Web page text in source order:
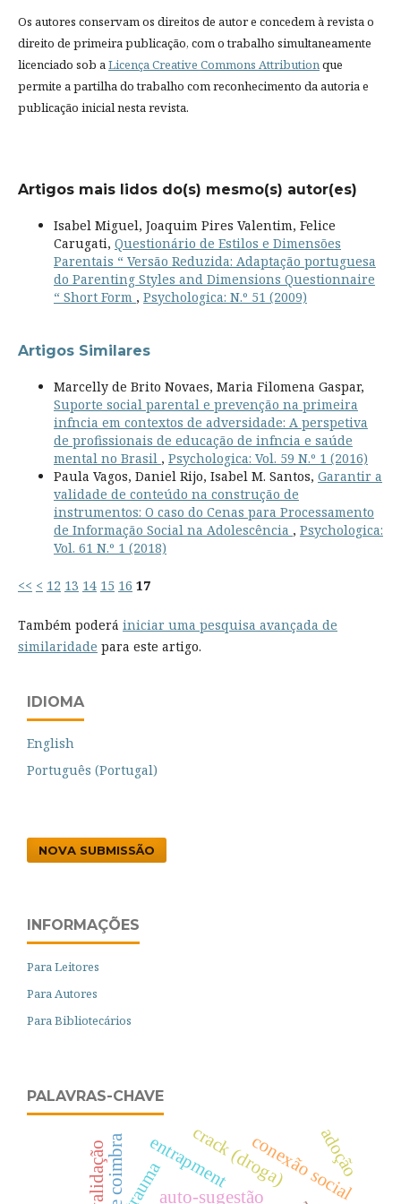
Os autores conservam os direitos de autor e concedem à revista o
direito de primeira publicação, com o trabalho simultaneamente
licenciado sob aLicença Creative Commons Attributionque
permite a partilha do trabalho com reconhecimento da autoria e
publicação inicial nesta revista.
Artigos mais lidos do(s) mesmo(s) autor(es)
Isabel Miguel, Joaquim Pires Valentim, Felice
Carugati, Questionário de Estilos e Dimensões
Parentais “ Versão Reduzida: Adaptação portuguesa
do Parenting Styles and Dimensions Questionnaire
“ Short Form , Psychologica: N.º 51 (2009)
Artigos Similares
Marcelly de Brito Novaes, Maria Filomena Gaspar,
Suporte social parental e prevenção na primeira
infncia em contextos de adversidade: A perspetiva
de profissionais de educação de infncia e saúde
mental no Brasil , Psychologica: Vol. 59 N.º 1 (2016)
Paula Vagos, Daniel Rijo, Isabel M. Santos, Garantir a
validade de conteúdo na construção de
instrumentos: O caso do Cenas para Processamento
de Informação Social na Adolescência , Psychologica:
Vol. 61 N.º 1 (2018)
<< < 12 13 14 15 16 17
Também poderá iniciar uma pesquisa avançada de
similaridade para este artigo.
IDIOMA
English
Português (Portugal)
NOVA SUBMISSÃO
INFORMAÇÕES
Para Leitores
Para Autores
Para Bibliotecários
PALAVRAS-CHAVE
auto-sugestão
entrapmentcrack (droga)conexão social
trauma
adoção